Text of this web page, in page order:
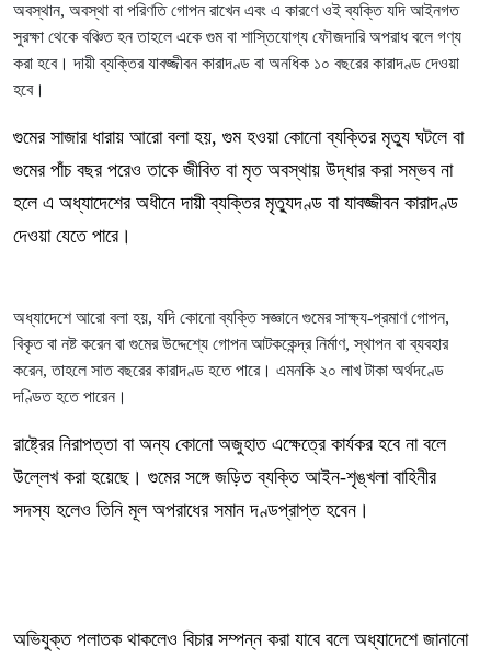
অবস্থান, অবস্থা বা পরিণতি গোপন রাখেন এবং এ কারণে ওই ব্যক্তি যদি আইনগত
সুরক্ষা থেকে বঞ্চিত হন তাহলে একে গুম বা শাস্তিযোগ্য ফৌজদারি অপরাধ বলে গণ্য
করা হবে। দায়ী ব্যক্তির যাবজ্জীবন কারাদণ্ড বা অনধিক ১০ বছরের কারাদণ্ড দেওয়া
হবে।
গুমের সাজার ধারায় আরো বলা হয়, গুম হওয়া কোনো ব্যক্তির মৃত্যু ঘটলে বা
গুমের পাঁচ বছর পরেও তাকে জীবিত বা মৃত অবস্থায় উদ্ধার করা সম্ভব না
হলে এ অধ্যাদেশের অধীনে দায়ী ব্যক্তির মৃত্যুদণ্ড বা যাবজ্জীবন কারাদণ্ড
দেওয়া যেতে পারে।
অধ্যাদেশে আরো বলা হয়, যদি কোনো ব্যক্তি সজ্ঞানে গুমের সাক্ষ্য-প্রমাণ গোপন,
বিকৃত বা নষ্ট করেন বা গুমের উদ্দেশ্যে গোপন আটককেন্দ্র নির্মাণ, স্থাপন বা ব্যবহার
করেন, তাহলে সাত বছরের কারাদণ্ড হতে পারে। এমনকি ২০ লাখ টাকা অর্থদণ্ডে
দণ্ডিত হতে পারেন।
রাষ্ট্রের নিরাপত্তা বা অন্য কোনো অজুহাত এক্ষেত্রে কার্যকর হবে না বলে
উল্লেখ করা হয়েছে। গুমের সঙ্গে জড়িত ব্যক্তি আইন-শৃঙ্খলা বাহিনীর
সদস্য হলেও তিনি মূল অপরাধের সমান দণ্ডপ্রাপ্ত হবেন।
অভিযুক্ত পলাতক থাকলেও বিচার সম্পন্ন করা যাবে বলে অধ্যাদেশে জানানো